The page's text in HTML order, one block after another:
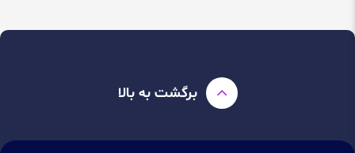
برگشت به بالا